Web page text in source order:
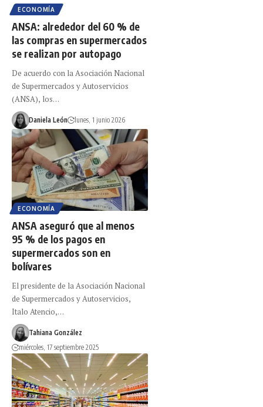
ECONOMÍA
ANSA: alrededor del 60 % de
las compras en supermercados
se realizan por autopago
De acuerdo con la Asociación Nacional
de Supermercados y Autoservicios
(ANSA), los…
Daniela León lunes, 1 junio 2026
ECONOMÍA
ANSA aseguró que al menos
95 % de los pagos en
supermercados son en
bolívares
El presidente de la Asociación Nacional
de Supermercados y Autoservicios,
Italo Atencio,…
Tahiana González
miércoles, 17 septiembre 2025